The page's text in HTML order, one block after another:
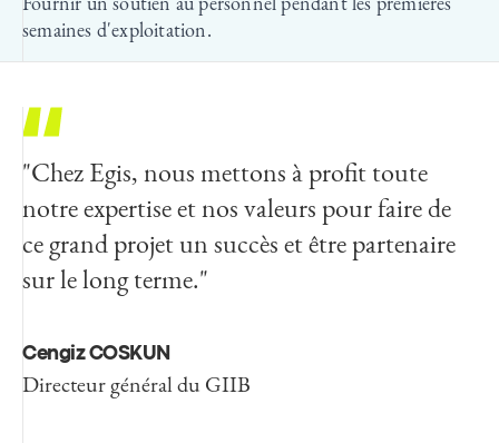
semaines d'exploitation.
"Chez Egis, nous mettons à profit toute
notre expertise et nos valeurs pour faire de
ce grand projet un succès et être partenaire
sur le long terme."
Cengiz COSKUN
Directeur général du GIIB